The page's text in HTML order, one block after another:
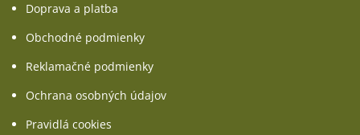
Doprava a platba
Obchodné podmienky
Reklamačné podmienky
Ochrana osobných údajov
Pravidlá cookies